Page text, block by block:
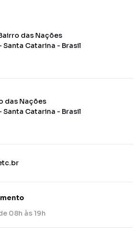
das Nações
Catarina - Brasil
das Nações
Catarina - Brasil
08h às 19h